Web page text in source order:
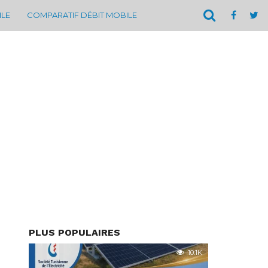
COMPARATIF DÉBIT MOBILE
PLUS POPULAIRES
10.1K